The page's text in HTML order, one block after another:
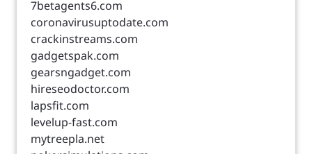
7betagents6.com
coronavirusuptodate.com
crackinstreams.com
gadgetspak.com
gearsngadget.com
hireseodoctor.com
lapsfit.com
levelup-fast.com
mytreepla.net